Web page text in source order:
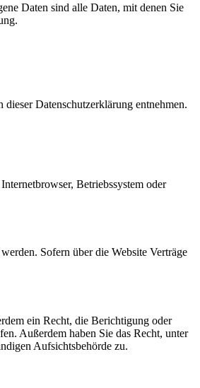
Daten sind alle Daten, mit denen Sie
Datenschutzerklärung entnehmen.
Betriebssystem oder
Sofern über die Website Verträge
ein Recht, die Berichtigung oder
Außerdem haben Sie das Recht, unter
Aufsichtsbehörde zu.